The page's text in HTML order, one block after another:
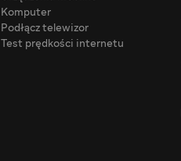
Komputer
Podłącz telewizor
Test prędkości internetu